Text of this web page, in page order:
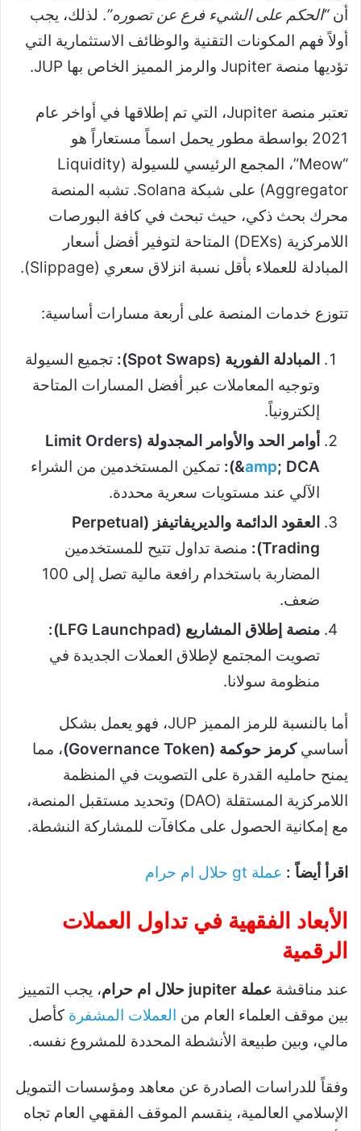
أن“الحكم على الشيء فرع عن تصوره”. لذلك، يجب
أولاً فهم المكونات التقنية والوظائف الاستثمارية التي
تؤديها منصة Jupiter والرمز المميز الخاص بها JUP.
تعتبر منصة Jupiter، التي تم إطلاقها في أواخر عام
2021 بواسطة مطور يحمل اسماً مستعاراً هو
“Meow”، المجمع الرئيسي للسيولة (Liquidity
Aggregator) على شبكة Solana. تشبه المنصة
محرك بحث ذكي، حيث تبحث في كافة البورصات
اللامركزية (DEXs) المتاحة لتوفير أفضل أسعار
المبادلة للعملاء بأقل نسبة انزلاق سعري (Slippage).
تتوزع خدمات المنصة على أربعة مسارات أساسية:
المبادلة الفورية (Spot Swaps):
تجميع السيولة
وتوجيه المعاملات عبر أفضل المسارات المتاحة
إلكترونياً.
أوامر الحد والأوامر المجدولة (Limit Orders
&amp; DCA):
تمكين المستخدمين من الشراء
الآلي عند مستويات سعرية محددة.
العقود الدائمة والديريفاتيفز (Perpetual
Trading):
منصة تداول تتيح للمستخدمين
المضاربة باستخدام رافعة مالية تصل إلى 100
ضعف.
منصة إطلاق المشاريع (LFG Launchpad):
تصويت المجتمع لإطلاق العملات الجديدة في
منظومة سولانا.
أما بالنسبة للرمز المميز JUP، فهو يعمل بشكل
أساسيكرمز حوكمة (Governance Token)
، مما
يمنح حامليه القدرة على التصويت في المنظمة
اللامركزية المستقلة (DAO) وتحديد مستقبل المنصة،
مع إمكانية الحصول على مكافآت للمشاركة النشطة.
اقرأ أيضاً : عملة gt حلال ام حرام
الأبعاد الفقهية في تداول العملات
الرقمية
عند مناقشة عملة jupiter حلال ام حرام
، يجب التمييز
بين موقف العلماء العام من العملات المشفرة كأصل
مالي، وبين طبيعة الأنشطة المحددة للمشروع نفسه.
وفقاً للدراسات الصادرة عن معاهد ومؤسسات التمويل
الإسلامي العالمية، ينقسم الموقف الفقهي العام تجاه